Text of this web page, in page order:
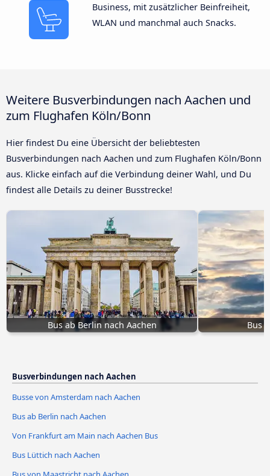
Business, mit zusätzlicher Beinfreiheit,
WLAN und manchmal auch Snacks.
Weitere Busverbindungen nach Aachen und
zum Flughafen Köln/Bonn
Hier findest Du eine Übersicht der beliebtesten
Busverbindungen nach Aachen und zum Flughafen Köln/Bonn
aus. Klicke einfach auf die Verbindung deiner Wahl, und Du
findest alle Details zu deiner Busstrecke!
Bus ab Berlin nach Aachen Bus
Busverbindungen nach Aachen
Busse von Amsterdam nach Aachen
Bus ab Berlin nach Aachen
Von Frankfurt am Main nach Aachen Bus
Bus Lüttich nach Aachen